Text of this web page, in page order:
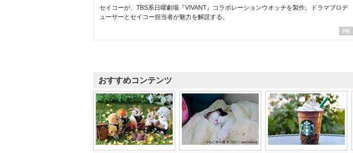
セイコーが、TBS系日曜劇場『VIVANT』コラボレーションウオッチを製作。ドラマプロデ
ューサーとセイコー担当者が魅力を解説する。
おすすめコンテンツ